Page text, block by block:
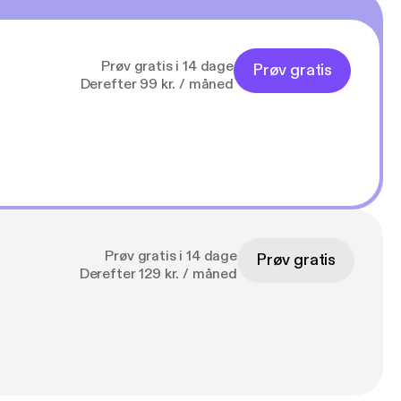
Prøv gratis i 14 dage
Derefter 99 kr. / måned
Prøv gratis
Prøv gratis i 14 dage
Derefter 129 kr. / måned
Prøv gratis